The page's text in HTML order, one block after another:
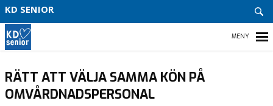
KD SENIOR
GDPR
RÄTT ATT VÄLJA SAMMA KÖN PÅ
OMVÅRDNADSPERSONAL